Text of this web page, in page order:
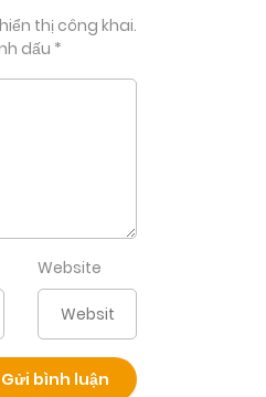
thị công khai.
dấu *
Website